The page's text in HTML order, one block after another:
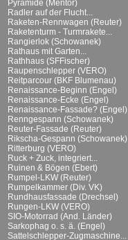
Pyramide (Mentor)
Radler auf der Flucht...
Raketen-Rennwagen (Reuter)
Raketenturm - Turmrakete...
Rangierlok (Schowanek)
Rathaus mit Garten...
Rathhaus (SFFischer)
Raupenschlepper (VERO)
Reitparcour (BKF Blumenau)
Renaissance-Beginn (Engel)
Renaissance-Ecke (Engel)
Renaissance-Fassade? (Engel)
Renngespann (Schowanek)
Reuter-Fassade (Reuter)
Rikscha-Gespann (Schowanek)
Ritterburg (VERO)
Ruck + Zuck, integriert...
Ruinen & Bögen (Ebert)
Rumpel-LKW (Reuter)
Rumpelkammer (Div. VK)
Rundhausfassade (Drechsel)
Rungen-LKW (VERO)
SIO-Motorrad (And. Länder)
Sarkophag o. s. ä. (Engel)
Sattelschlepper-Zugmaschine...